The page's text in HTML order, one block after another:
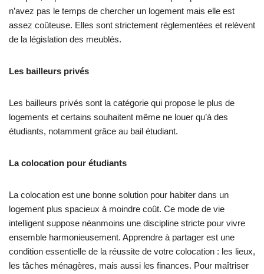
n’avez pas le temps de chercher un logement mais elle est
assez coûteuse. Elles sont strictement réglementées et relèvent
de la législation des meublés.
Les bailleurs privés
Les bailleurs privés sont la catégorie qui propose le plus de
logements et certains souhaitent même ne louer qu’à des
étudiants, notamment grâce au bail étudiant.
La colocation pour étudiants
La colocation est une bonne solution pour habiter dans un
logement plus spacieux à moindre coût. Ce mode de vie
intelligent suppose néanmoins une discipline stricte pour vivre
ensemble harmonieusement. Apprendre à partager est une
condition essentielle de la réussite de votre colocation : les lieux,
les tâches ménagères, mais aussi les finances. Pour maîtriser